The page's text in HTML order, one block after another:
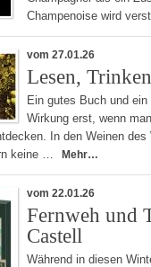
Champenoise wird
vom 27.01.26
Lesen,
Ein gutes Buch und
Wirkung erst, wenn
In den Weinen
keine …
Mehr…
vom 22.01.26
Fernweh und
Castell
Während in diesen